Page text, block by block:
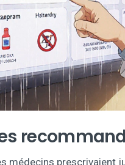
médecins prescrivaient